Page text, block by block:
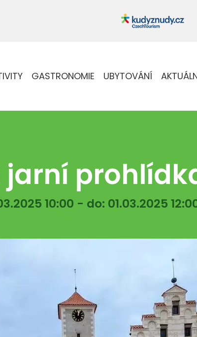
GASTRONOMIE UBYTOVÁNÍ
10:00 - do: 01.03.2025